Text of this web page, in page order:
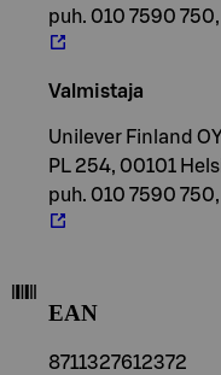
puh. 010 7590 750,
Valmistaja
Unilever Finland OY
PL 254, 00101
puh. 010 7590 750,
EAN
8711327612372